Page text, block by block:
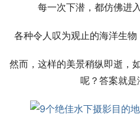
每一次下潜，都仿佛进
各种令人叹为观止的海洋生物
然而，这样的美景稍纵即逝，
呢？答案就是